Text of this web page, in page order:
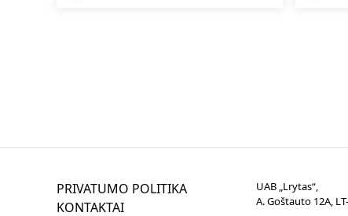
PRIVATUMO POLITIKA
KONTAKTAI
UAB „Lrytas“,
A. Goštauto 12A,